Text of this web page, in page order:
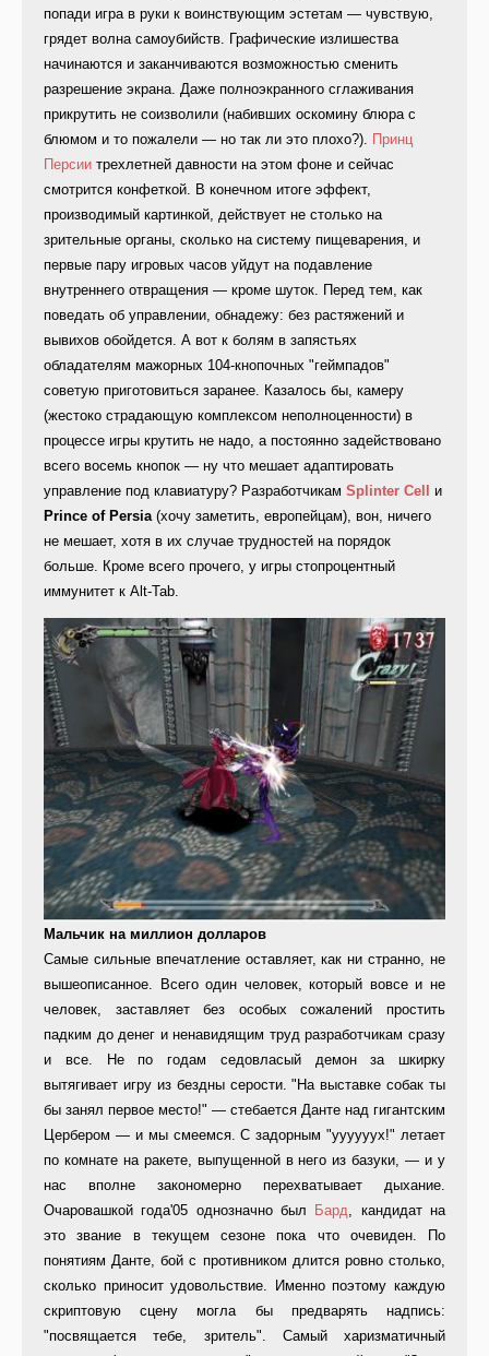
попади игра в руки к воинствующим эстетам — чувствую,
грядет волна самоубийств. Графические излишества
начинаются и заканчиваются возможностью сменить
разрешение экрана. Даже полноэкранного сглаживания
прикрутить не соизволили (набивших оскомину блюра с
блюмом и то пожалели — но так ли это плохо?). Принц
Персии трехлетней давности на этом фоне и сейчас
смотрится конфеткой. В конечном итоге эффект,
производимый картинкой, действует не столько на
зрительные органы, сколько на систему пищеварения, и
первые пару игровых часов уйдут на подавление
внутреннего отвращения — кроме шуток. Перед тем, как
поведать об управлении, обнадежу: без растяжений и
вывихов обойдется. А вот к болям в запястьях
обладателям мажорных 104-кнопочных "геймпадов"
советую приготовиться заранее. Казалось бы, камеру
(жестоко страдающую комплексом неполноценности) в
процессе игры крутить не надо, а постоянно задействовано
всего восемь кнопок — ну что мешает адаптировать
управление под клавиатуру? Разработчикам Splinter Cell
и
Prince of Persia(хочу заметить, европейцам), вон, ничего
не мешает, хотя в их случае трудностей на порядок
больше. Кроме всего прочего, у игры стопроцентный
иммунитет к Alt-Tab.
Мальчик на миллион долларов
Самые сильные впечатление оставляет, как ни странно, не
вышеописанное. Всего один человек, который вовсе и не
человек, заставляет без особых сожалений простить
падким до денег и ненавидящим труд разработчикам сразу
и все. Не по годам седовласый демон за шкирку
вытягивает игру из бездны серости. "На выставке собак ты
бы занял первое место!" — стебается Данте над гигантским
Цербером — и мы смеемся. С задорным "уууууух!" летает
по комнате на ракете, выпущенной в него из базуки, — и у
нас вполне закономерно перехватывает дыхание.
Очаровашкой года'05 однозначно был
Бард, кандидат на
это звание в текущем сезоне пока что очевиден. По
понятиям Данте, бой с противником длится ровно столько,
сколько приносит удовольствие. Именно поэтому каждую
скриптовую сцену могла бы предварять надпись:
"посвящается тебе, зритель". Самый харизматичный